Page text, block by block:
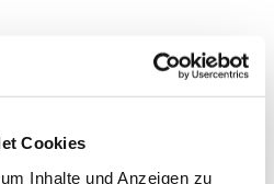
Cookies
Inhalte und Anzeigen zu